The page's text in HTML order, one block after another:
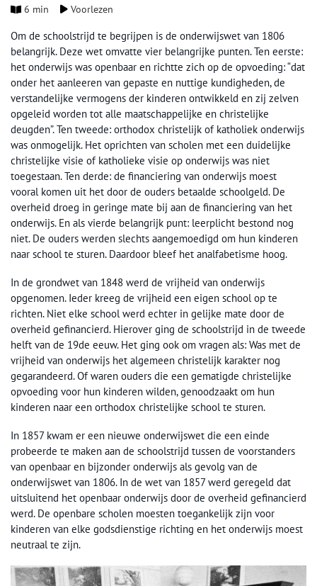
6 min Voorlezen
Om de schoolstrijd te begrijpen is de onderwijswet van 1806
belangrijk. Deze wet omvatte vier belangrijke punten. Ten eerste:
het onderwijs was openbaar en richtte zich op de opvoeding: “dat
onder het aanleeren van gepaste en nuttige kundigheden, de
verstandelijke vermogens der kinderen ontwikkeld en zij zelven
opgeleid worden tot alle maatschappelijke en christelijke
deugden”. Ten tweede: orthodox christelijk of katholiek onderwijs
was onmogelijk. Het oprichten van scholen met een duidelijke
christelijke visie of katholieke visie op onderwijs was niet
toegestaan. Ten derde: de financiering van onderwijs moest
vooral komen uit het door de ouders betaalde schoolgeld. De
overheid droeg in geringe mate bij aan de financiering van het
onderwijs. En als vierde belangrijk punt: leerplicht bestond nog
niet. De ouders werden slechts aangemoedigd om hun kinderen
naar school te sturen. Daardoor bleef het analfabetisme hoog.
In de grondwet van 1848 werd de vrijheid van onderwijs
opgenomen. Ieder kreeg de vrijheid een eigen school op te
richten. Niet elke school werd echter in gelijke mate door de
overheid gefinancierd. Hierover ging de schoolstrijd in de tweede
helft van de 19de eeuw. Het ging ook om vragen als: Was met de
vrijheid van onderwijs het algemeen christelijk karakter nog
gegarandeerd. Of waren ouders die een gematigde christelijke
opvoeding voor hun kinderen wilden, genoodzaakt om hun
kinderen naar een orthodox christelijke school te sturen.
In 1857 kwam er een nieuwe onderwijswet die een einde
probeerde te maken aan de schoolstrijd tussen de voorstanders
van openbaar en bijzonder onderwijs als gevolg van de
onderwijswet van 1806. In de wet van 1857 werd geregeld dat
uitsluitend het openbaar onderwijs door de overheid gefinancierd
werd. De openbare scholen moesten toegankelijk zijn voor
kinderen van elke godsdienstige richting en het onderwijs moest
neutraal te zijn.